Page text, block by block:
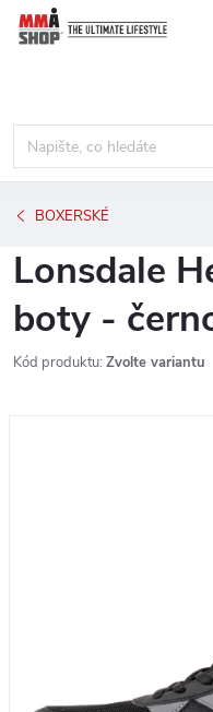
Přejít
BOXERSKÉ
Lonsdale
boty -
Kód produktu: Zvolte variantu